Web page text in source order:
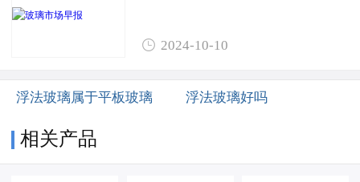
 2024-10-10
浮法玻璃属于平板玻璃 浮法玻璃好吗
相关产品